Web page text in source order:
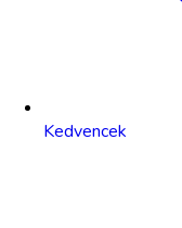
Kedvencek